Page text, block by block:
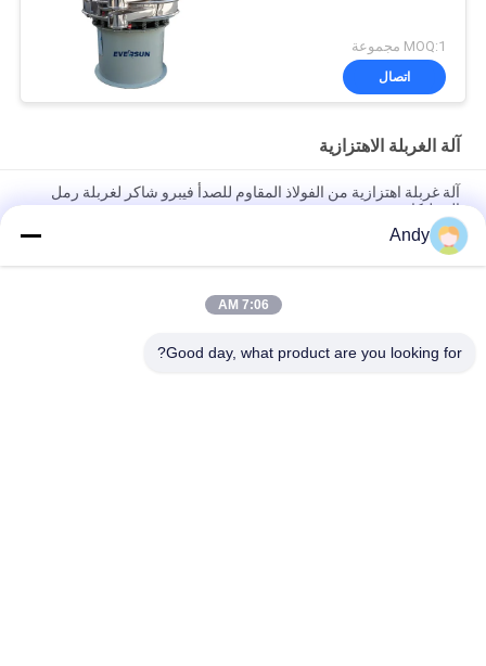
MOQ:1 مجموعة
اتصال
آلة الغربلة الاهتزازية
آلة غربلة اهتزازية من الفولاذ المقاوم للصدأ فيبرو شاكر لغربلة رمل
السيليكا
آلة الفحص الاهتزازية باستخدام حركة المواد على سطح الشاشة لفصل
المواد الدقيقة والقاسية
آلة الفحص الاهتزازية ذات مسار حركة ثلاثي الأبعاد لفحص المواد الحبيبية
Andy
7:06 AM
Good day, what product are you looking for?